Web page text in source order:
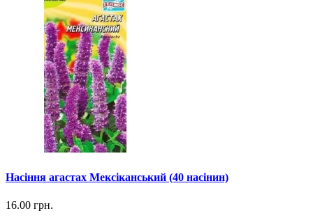
Насіння агастах Мексіканський (40 насінин)
16.00 грн.